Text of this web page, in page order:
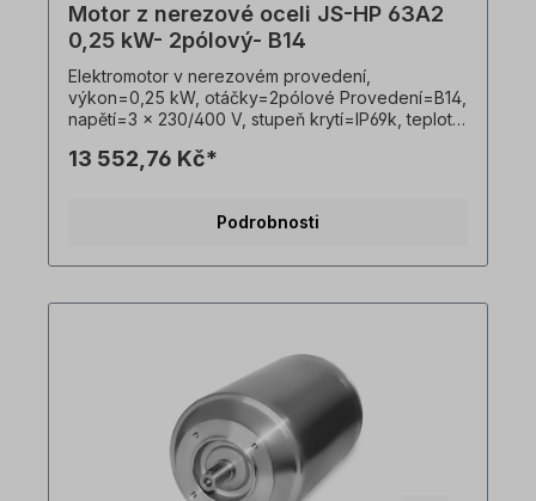
Motor z nerezové oceli JS-HP 63A2
0,25 kW- 2pólový- B14
Elektromotor v nerezovém provedení,
výkon=0,25 kW, otáčky=2pólové Provedení=B14,
napětí=3 x 230/400 V, stupeň krytí=IP69k, teplotní
hygienický kabelový vývod, vhodný pro
provádět pouze kvalifikovaní pracovníci
výrobků jsou nezávazné příklady!
13 552,76 Kč*
Podrobnosti